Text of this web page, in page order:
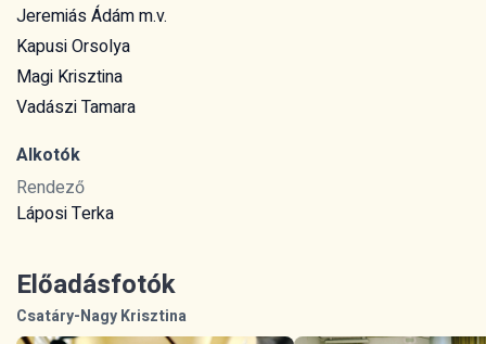
Jeremiás Ádám m.v.
Kapusi Orsolya
Magi Krisztina
Vadászi Tamara
Alkotók
Rendező
Láposi Terka
Előadásfotók
Csatáry-Nagy Krisztina